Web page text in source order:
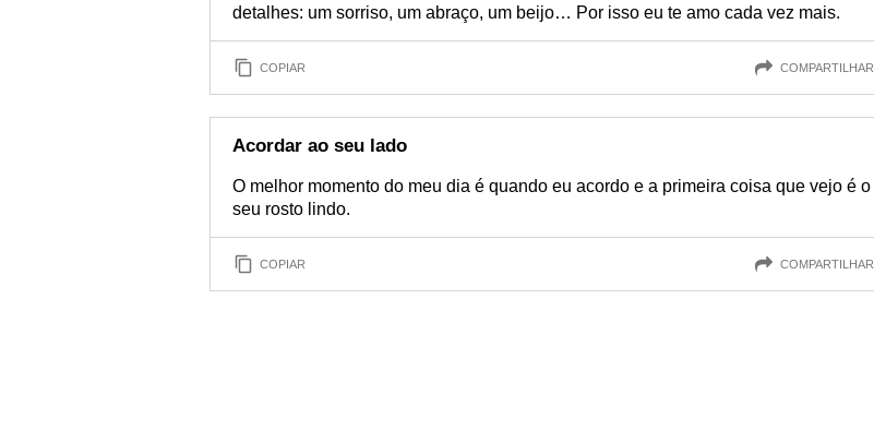
detalhes: um sorriso, um abraço, um beijo… Por isso eu te amo cada vez mais.
COPIAR COMPARTILHAR
Acordar ao seu lado
O melhor momento do meu dia é quando eu acordo e a primeira coisa que vejo é o
seu rosto lindo.
COPIAR COMPARTILHAR